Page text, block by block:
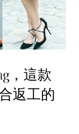
，這款
返工的